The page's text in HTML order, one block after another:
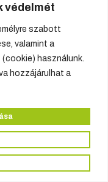
védelmét
szabott
valamint a
használunk.
hozzájárulhat a